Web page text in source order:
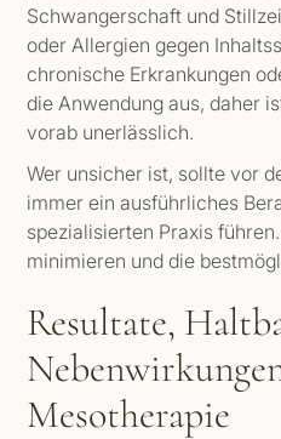
Schwangerschaft und
oder Allergien gegen
chronische Erkrankungen
die Anwendung aus, daher
vorab unerlässlich.
Wer unsicher ist, sollte vor
immer ein ausführliches
spezialisierten Praxis
minimieren und die
Resultate,
Mesotherapie